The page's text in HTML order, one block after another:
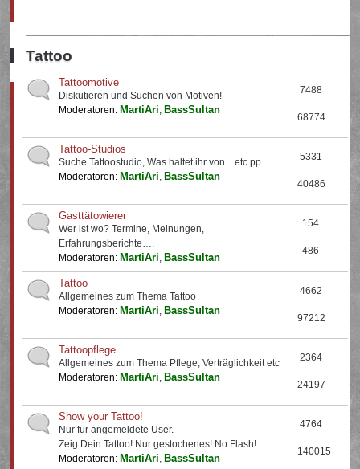
Tattoo
Tattoomotive
Diskutieren und Suchen von Motiven!
Moderatoren: MartiAri, BassSultan
7488
68774
Tattoo-Studios
Suche Tattoostudio, Was haltet ihr von... etc.pp
Moderatoren: MartiAri, BassSultan
5331
40486
Gasttätowierer
Wer ist wo? Termine, Meinungen,
Erfahrungsberichte….
Moderatoren: MartiAri, BassSultan
154
486
Tattoo
Allgemeines zum Thema Tattoo
Moderatoren: MartiAri, BassSultan
4662
97212
Tattoopflege
Allgemeines zum Thema Pflege, Verträglichkeit etc
Moderatoren: MartiAri, BassSultan
2364
24197
Show your Tattoo!
Nur für angemeldete User.
Zeig Dein Tattoo! Nur gestochenes! No Flash!
Moderatoren: MartiAri, BassSultan
4764
140015